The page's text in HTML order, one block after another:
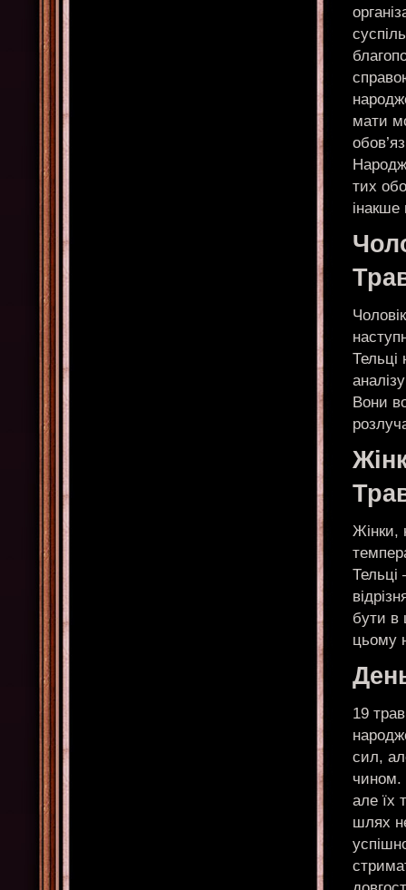
мати
тих
інакше
Тельці
Вони
Жінки,
Тельці
бути в
цьому
19
сил,
чином.
але їх
шлях